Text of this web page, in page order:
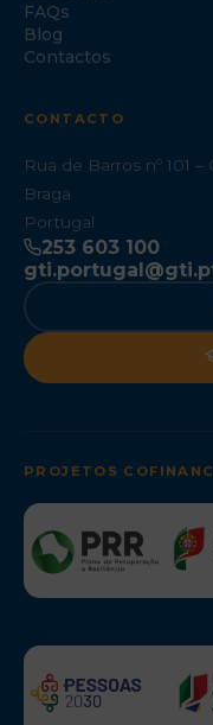
FAQs
Blog
Contactos
CONTACTO
Rua de Barros nº 101
Braga
Portugal
253 603 100
PROJETOS